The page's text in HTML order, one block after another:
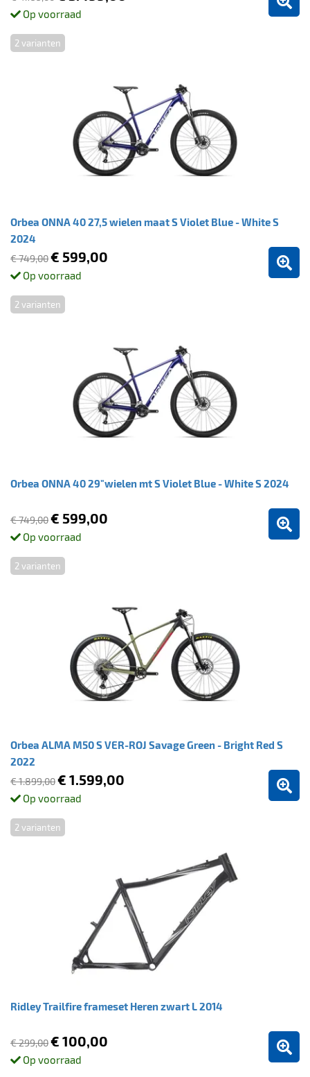
Op voorraad
Orbea ONNA 40 27,5 wielen maat S Violet Blue - White S
2024
2 varianten
€ 749,00€ 599,00
Op voorraad
Orbea ONNA 40 29"wielen mt S Violet Blue - White S 2024
2 varianten
€ 749,00€ 599,00
Op voorraad
Orbea ALMA M50 S VER-ROJ Savage Green - Bright Red S
2022
2 varianten
€ 1.899,00€ 1.599,00
Op voorraad
Ridley Trailfire frameset Heren zwart L 2014
2 varianten
€ 299,00€ 100,00
Op voorraad